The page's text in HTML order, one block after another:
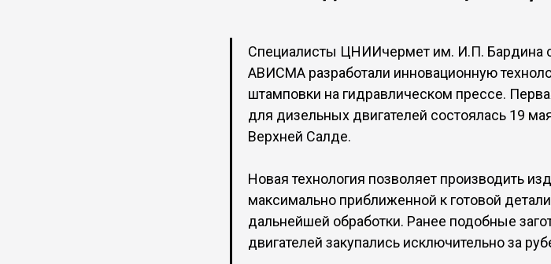
Специалисты ЦНИИчермет им. И.П. Бардина
АВИСМА разработали инновационную
штамповки на гидравлическом прессе.
для дизельных двигателей состоялась 19
Верхней Салде.
Новая технология позволяет производить
максимально приближенной к готовой
дальнейшей обработки. Ранее подобные
двигателей закупались исключительно за